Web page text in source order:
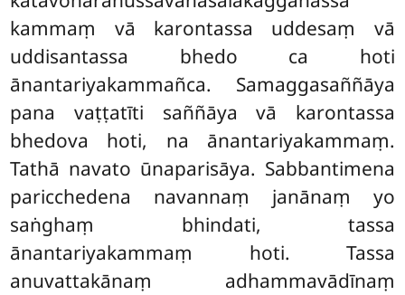
kammaṃ vā karontassa uddesaṃ vā
uddisantassa bhedo ca hoti
ānantariyakammañca. Samaggasaññāya
pana vaṭṭatīti saññāya vā karontassa
bhedova hoti, na ānantariyakammaṃ.
Tathā navato ūnaparisāya. Sabbantimena
paricchedena navannaṃ janānaṃ yo
saṅghaṃ bhindati, tassa
ānantariyakammaṃ hoti. Tassa
anuvattakānaṃ adhammavādīnaṃ